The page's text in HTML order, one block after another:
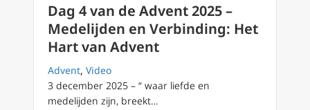
Dag 4 van de Advent 2025 –
Medelijden en Verbinding: Het
Hart van Advent
Advent, Video
3 december 2025 – “ waar liefde en
medelijden zijn, breekt…